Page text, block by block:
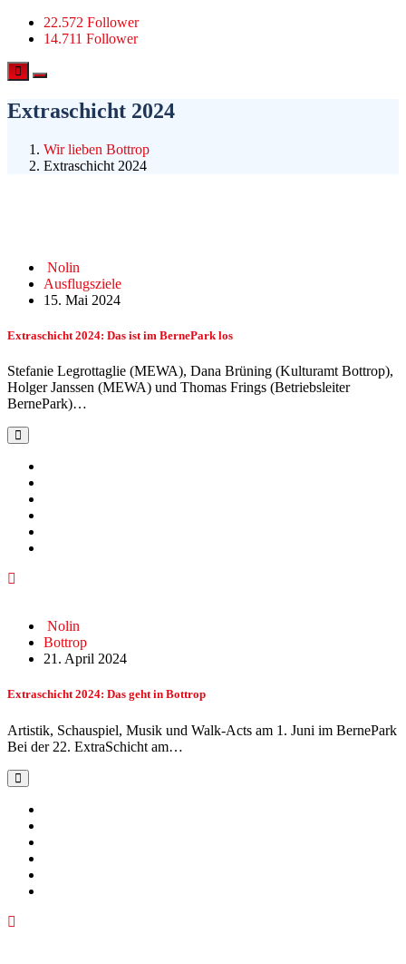
22.572 Follower
14.711 Follower
Extraschicht 2024
Wir lieben Bottrop
Extraschicht 2024
Nolin
Ausflugsziele
15. Mai 2024
Extraschicht 2024: Das ist im BernePark los
Stefanie Legrottaglie (MEWA), Dana Brüning (Kulturamt Bottrop),
Holger Janssen (MEWA) und Thomas Frings (Betriebsleiter
BernePark)…
Nolin
Bottrop
21. April 2024
Extraschicht 2024: Das geht in Bottrop
Artistik, Schauspiel, Musik und Walk-Acts am 1. Juni im BernePark
Bei der 22. ExtraSchicht am…